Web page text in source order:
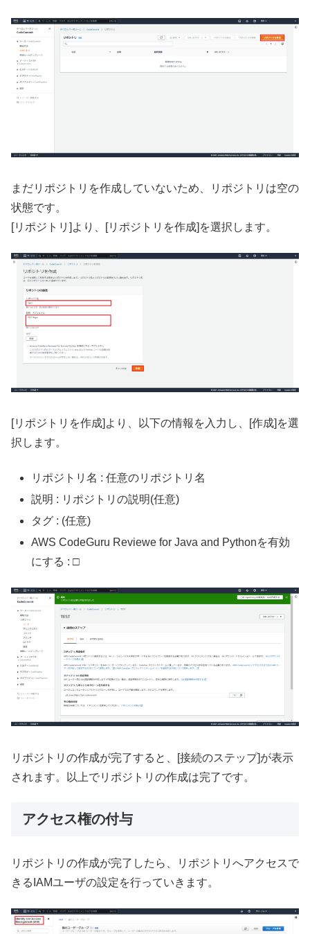
まだリポジトリを作成していないため、リポジトリは空の
状態です。
[リポジトリ]より、[リポジトリを作成]を選択します。
[リポジトリを作成]より、以下の情報を入力し、[作成]を選
択します。
リポジトリ名 : 任意のリポジトリ名
説明 : リポジトリの説明(任意)
タグ : (任意)
AWS CodeGuru Reviewe for Java and Pythonを有効
にする : □
リポジトリの作成が完了すると、[接続のステップ]が表示
されます。以上でリポジトリの作成は完了です。
アクセス権の付与
リポジトリの作成が完了したら、リポジトリへアクセスで
きるIAMユーザの設定を行っていきます。